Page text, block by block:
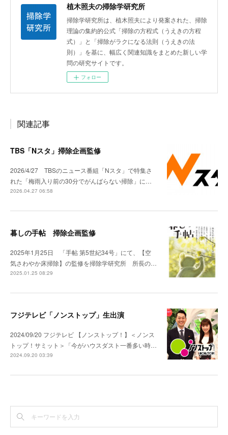
植木照夫の掃除学研究所
掃除学研究所は、植木照夫により発案された、掃除
理論の集約的公式「掃除の方程式（うえきの方程
式）」と「掃除がラクになる法則（うえきの法
則）」を基に、幅広く関連知識をまとめた新しい学
問の研究サイトです。
フォロー
関連記事
TBS「Nスタ」掃除企画監修
2026/4/27 TBSのニュース番組「Nスタ」で特集さ
れた「梅雨入り前の30分でがんばらない掃除」に…
2026.04.27 06:58
暮しの手帖 掃除企画監修
2025年1月25日 「手帖 第5世紀34号」にて、【空
気さわやか床掃除】の監修を掃除学研究所 所長の…
2025.01.25 08:29
フジテレビ「ノンストップ」生出演
2024/09/20 フジテレビ 【ノンストップ！】＜ノンス
トップ！サミット＞「今がハウスダスト一番多い時…
2024.09.20 03:39